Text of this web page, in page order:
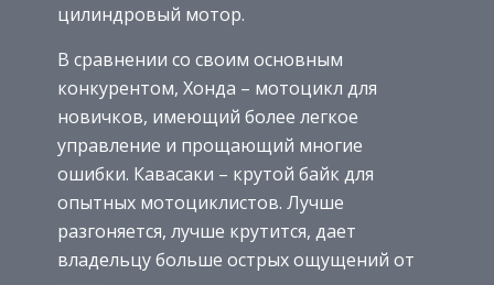
цилиндровый мотор.
В сравнении со своим основным
конкурентом, Хонда – мотоцикл для
новичков, имеющий более легкое
управление и прощающий многие
ошибки. Кавасаки – крутой байк для
опытных мотоциклистов. Лучше
разгоняется, лучше крутится, дает
владельцу больше острых ощущений от